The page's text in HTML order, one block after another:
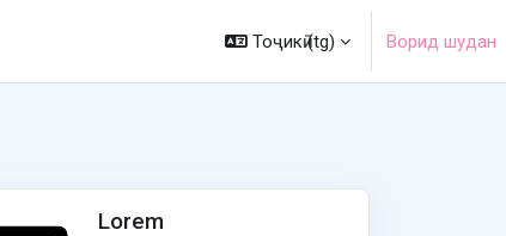
Тоҷикӣ ‎(tg)‎ Ворид шудан
Lorem